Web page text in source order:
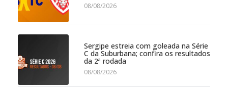
08/08/2026
Sergipe estreia com goleada na Série
C da Suburbana; confira os resultados
da 2ª rodada
08/08/2026